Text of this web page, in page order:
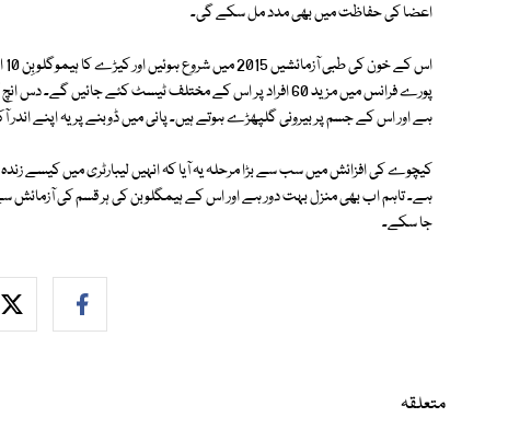
اعضا کی حفاظت میں بھی مدد مل سکے گی۔
پورے فرانس میں مزید 60 افراد پر اس کے مختلف ٹیسٹ کئے
ہے اور اس کے جسم پر بیرونی گلپھڑے ہوتے ہیں۔ پانی میں ڈوبنے پر یہ اپنے اندر آکسیجن کا ذخیرہ کر لیتا
کیچوے کی افزائش میں سب سے بڑا مرحلہ یہ آیا کہ انہیں لیبارٹری میں کیسے
ہے۔ تاہم اب بھی منزل بہت دور ہے اور اس کے ہیمگلوبن کی ہر قسم کی آزمائش
جا سکے۔
متعلقہ